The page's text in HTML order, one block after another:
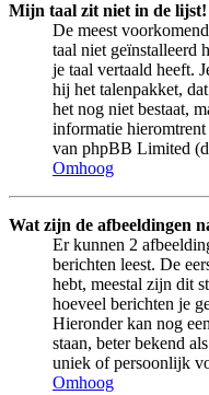
Mijn taal zit niet in de lijst!
De meest
taal niet geïnstalleerd
je taal vertaald heeft.
hij het talenpakket,
het nog niet bestaat,
informatie
van phpBB Limited
Omhoog
Wat zijn de afbeeldingen
Er kunnen 2
berichten leest. De
hebt, meestal zijn dit
hoeveel berichten je
Hieronder kan nog
staan, beter bekend
uniek of persoonlijk
Omhoog